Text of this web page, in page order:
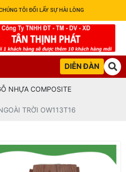
TÔI ĐỔI LẤY SỰ HÀI LÒNG
DIỄN ĐÀN
NHỰA COMPOSITE
TRỜI OW113T16